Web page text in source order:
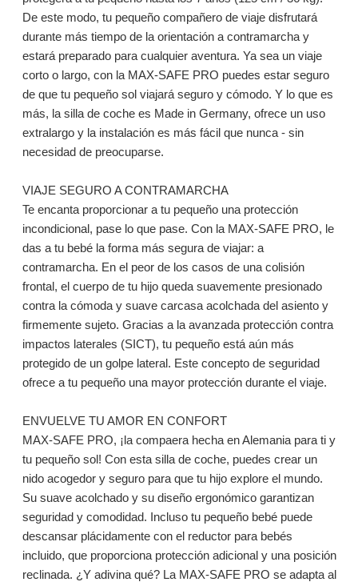
De este modo, tu pequeño compañero de viaje disfrutará
durante más tiempo de la orientación a contramarcha y
estará preparado para cualquier aventura. Ya sea un viaje
corto o largo, con la MAX-SAFE PRO puedes estar seguro
de que tu pequeño sol viajará seguro y cómodo. Y lo que es
más, la silla de coche es Made in Germany, ofrece un uso
extralargo y la instalación es más fácil que nunca - sin
necesidad de preocuparse.
VIAJE SEGURO A CONTRAMARCHA
Te encanta proporcionar a tu pequeño una protección
incondicional, pase lo que pase. Con la MAX-SAFE PRO, le
das a tu bebé la forma más segura de viajar: a
contramarcha. En el peor de los casos de una colisión
frontal, el cuerpo de tu hijo queda suavemente presionado
contra la cómoda y suave carcasa acolchada del asiento y
firmemente sujeto. Gracias a la avanzada protección contra
impactos laterales (SICT), tu pequeño está aún más
protegido de un golpe lateral. Este concepto de seguridad
ofrece a tu pequeño una mayor protección durante el viaje.
ENVUELVE TU AMOR EN CONFORT
MAX-SAFE PRO, ¡la compaera hecha en Alemania para ti y
tu pequeño sol! Con esta silla de coche, puedes crear un
nido acogedor y seguro para que tu hijo explore el mundo.
Su suave acolchado y su diseño ergonómico garantizan
seguridad y comodidad. Incluso tu pequeño bebé puede
descansar plácidamente con el reductor para bebés
incluido, que proporciona protección adicional y una posición
reclinada. ¿Y adivina qué? La MAX-SAFE PRO se adapta al